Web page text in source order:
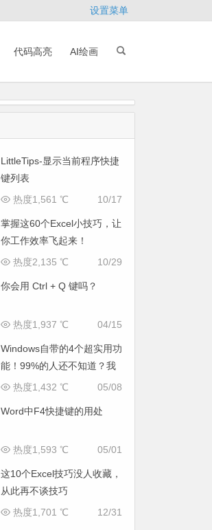
设置菜单
代码高亮 AI绘画
LittleTips-显示当前程序快捷
键列表
10/17
热度1,561 ℃
掌握这60个Excel小技巧，让
你工作效率飞起来！
10/29
热度2,135 ℃
你会用 Ctrl + Q 键吗？
04/15
热度1,937 ℃
Windows自带的4个超实用功
能！99%的人还不知道？我
都惊呆了!
05/08
热度1,432 ℃
Word中F4快捷键的用处
05/01
热度1,593 ℃
这10个Excel技巧没人收藏，
从此再不谈技巧
12/31
热度1,701 ℃